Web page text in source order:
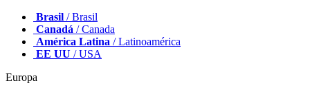
Brasil / Brasil
Canadá / Canada
América Latina / Latinoamérica
EE UU / USA
Europa